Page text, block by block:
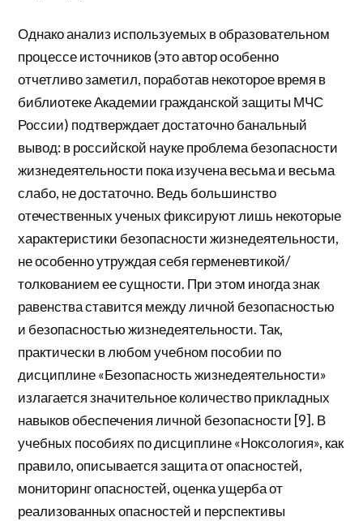
Однако анализ используемых в образовательном
процессе источников (это автор особенно
отчетливо заметил, поработав некоторое время в
библиотеке Академии гражданской защиты МЧС
России) подтверждает достаточно банальный
вывод: в российской науке проблема безопасности
жизнедеятельности пока изучена весьма и весьма
слабо, не достаточно. Ведь большинство
отечественных ученых фиксируют лишь некоторые
характеристики безопасности жизнедеятельности,
не особенно утруждая себя герменевтикой/
толкованием ее сущности. При этом иногда знак
равенства ставится между личной безопасностью
и безопасностью жизнедеятельности. Так,
практически в любом учебном пособии по
дисциплине «Безопасность жизнедеятельности»
излагается значительное количество прикладных
навыков обеспечения личной безопасности [9]. В
учебных пособиях по дисциплине «Ноксология», как
правило, описывается защита от опасностей,
мониторинг опасностей, оценка ущерба от
реализованных опасностей и перспективы